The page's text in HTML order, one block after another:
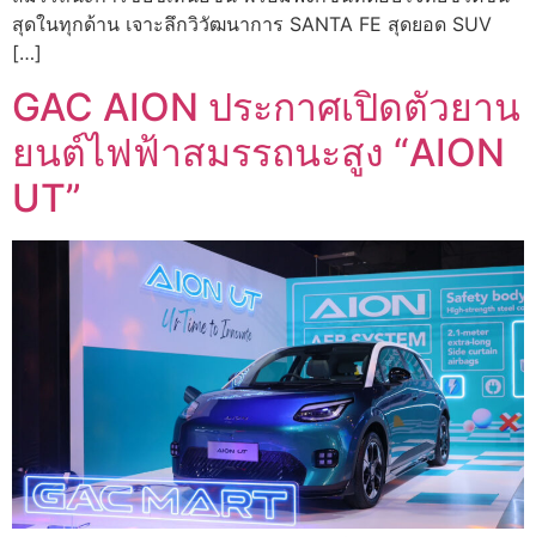
สุดในทุกด้าน เจาะลึกวิวัฒนาการ SANTA FE สุดยอด SUV
[…]
GAC AION ประกาศเปิดตัวยาน
ยนต์ไฟฟ้าสมรรถนะสูง “AION
UT”